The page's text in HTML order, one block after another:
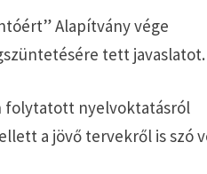
Alapítvány vége
tett javaslatot.
folytatott nyelvoktatásról
a jövő tervekről is szó